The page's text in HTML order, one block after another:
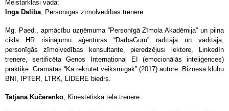
Meistarklasi vada:
Inga Daliba, Personīgās zīmolvedības trenere
Mg. Paed., apmācību uzņēmuma “Personīgā Zīmola Akadēmija” un pilna
cikla HR risinājumu aģentūras “DarbaGuru” radītāja un vadītāja,
personīgās zīmolvedības konsultante, pieredzējusi lektore, LinkedIn
trenere, sertificēta Genos International EI (emocionālās inteliģences)
praktiķe. Grāmatas “Kā rekrutēt veiksmīgāk” (2017) autore. Biznesa klubu
BNI, IPTER, LTRK, LĪDERE biedrs.
Tatjana Kučerenko, Kinestētiskā tēla trenere